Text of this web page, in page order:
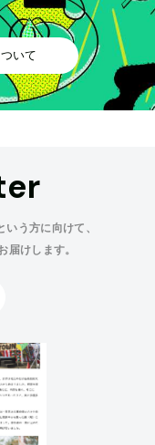
いて
いう方に向けて、
けします。